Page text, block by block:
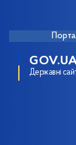
Державні